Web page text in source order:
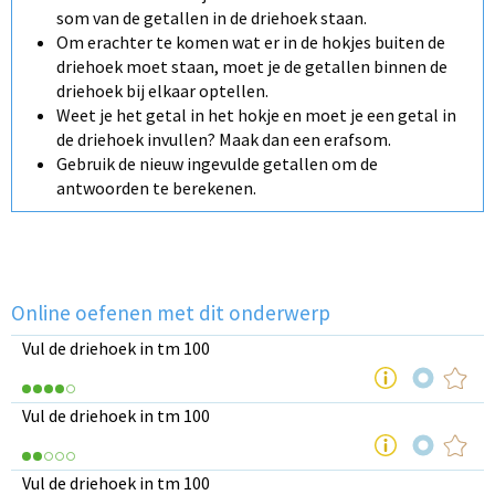
som van de getallen in de driehoek staan.
Om erachter te komen wat er in de hokjes buiten de
driehoek moet staan, moet je de getallen binnen de
driehoek bij elkaar optellen.
Weet je het getal in het hokje en moet je een getal in
de driehoek invullen? Maak dan een erafsom.
Gebruik de nieuw ingevulde getallen om de
antwoorden te berekenen.
Online oefenen met dit onderwerp
Vul de driehoek in tm 100
Vul de driehoek in tm 100
Vul de driehoek in tm 100